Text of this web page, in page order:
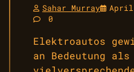
Sahar Murray April
0
Elektroautos
an Bedeutung als